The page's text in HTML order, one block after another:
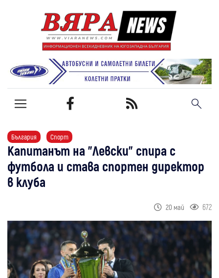
България Спорт
Капитанът на "Левски" спира с
футбола и става спортен директор
в клуба
20 май 672